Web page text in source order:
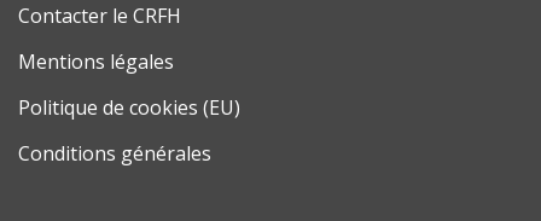
Contacter le CRFH
Mentions légales
Politique de cookies (EU)
Conditions générales